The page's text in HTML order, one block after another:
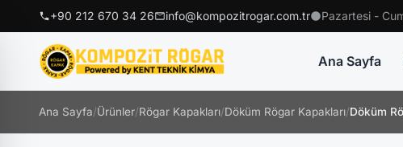
+90 212 670 34 26 info@kompozitrogar.com.tr Pazartesi -
Ana Sayfa
Ana Sayfa/Ürünler/Rögar Kapakları/Döküm Rögar Kapakları/Döküm